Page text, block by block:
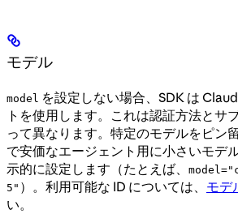
モデル
model を設定しない場合、SDK は
トを使用します。これは認証方法とサ
って異なります。特定のモデルをピン
で安価なエージェント用に小さいモデ
示的に設定します（たとえば、
5" ）。利用可能な ID については、 モデ
い。